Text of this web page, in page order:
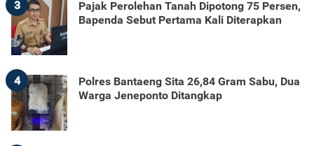
3
Pajak Perolehan Tanah Dipotong 75 Persen,
Bapenda Sebut Pertama Kali Diterapkan
4
Polres Bantaeng Sita 26,84 Gram Sabu, Dua
Warga Jeneponto Ditangkap